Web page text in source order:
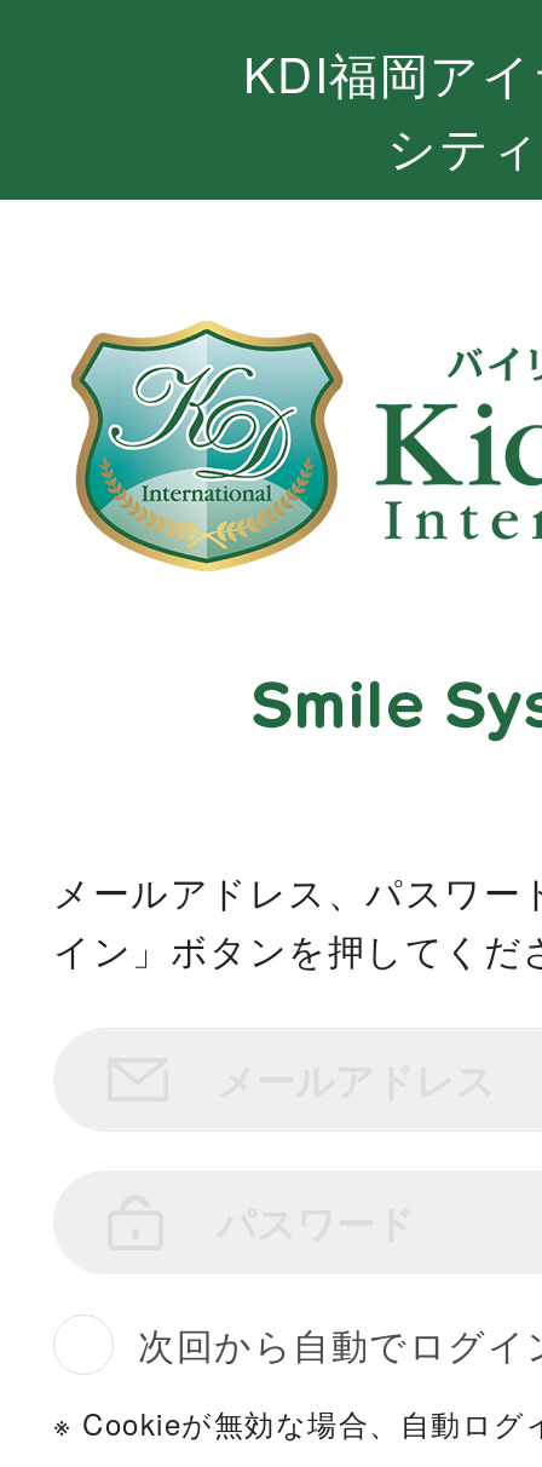
KDI福岡ア
シティ
メールアドレス、パスワー
イン」ボタンを押してくだ
次回から自動でログイ
※ Cookieが無効な場合、自動ロ